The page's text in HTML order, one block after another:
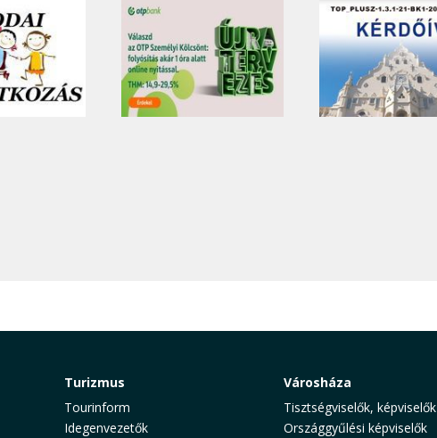
Turizmus
Tourinform
Idegenvezetők
Városháza
Tisztségviselők, képviselők
Országgyűlési képviselők